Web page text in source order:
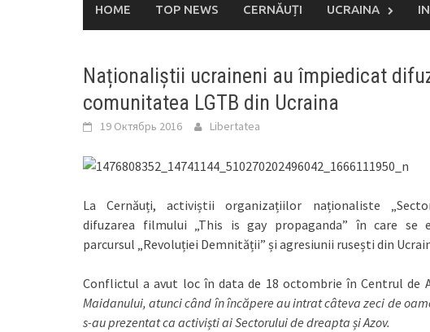
HOME TOP NEWS CERNĂUȚI UCRAINA
Naționaliștii ucraineni au împiedicat
comunitatea LGTB din Ucraina
19 Октябрь 2016 Libertatea
La Cernăuți, activiștii organizațiilor naționaliste
difuzarea filmului „This is gay propaganda” în care se
parcursul „Revoluției Demnității” și agresiunii rusești din
Conflictul a avut loc în data de 18 octombrie în Centrul de
Maidanului, atunci când în încăpere au intrat câteva zeci de
s-au prezentat ca activiști ai Sectorului de dreapta și Azov.